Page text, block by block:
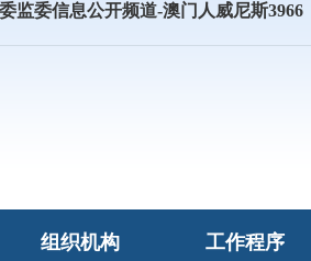
监委信息公开频道-澳门人威尼斯3966
组织机构 工作程序